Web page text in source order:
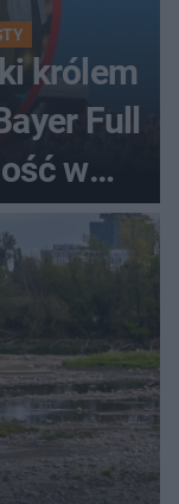
królem
Full
w